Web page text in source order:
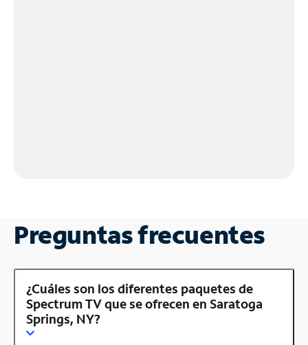
Preguntas frecuentes
¿Cuáles son los diferentes paquetes de
Spectrum TV que se ofrecen en Saratoga
Springs, NY?